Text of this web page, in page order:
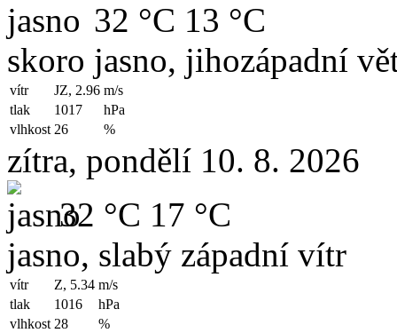
32 °C 13 °C
skoro jasno, jihozápadní
vítr JZ, 2.96 m/s
tlak
1017
hPa
vlhkost 26 %
zítra, pondělí 10. 8. 2026
32 °C 17 °C
jasno, slabý západní vítr
vítr Z, 5.34 m/s
tlak
1016
hPa
vlhkost 28 %